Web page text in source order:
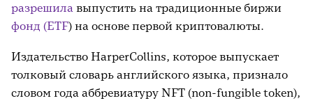
разрешила выпустить на традиционные биржи
фонд (ETF) на основе первой криптовалюты.
Издательство HarperCollins, которое выпускает
толковый словарь английского языка, признало
словом года аббревиатуру NFT (non-fungible token),